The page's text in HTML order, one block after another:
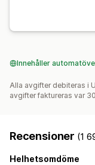
Innehåller
Alla avgifter debiteras i
avgifter faktureras var
Recensioner (1
Helhetsomdöme